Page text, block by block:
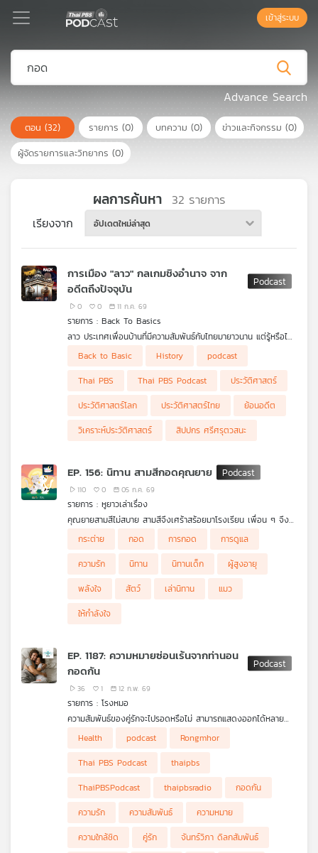
Podcast
เพล
ย์
ลิ
เพล
สต์
ข่าว
และ
เครือ
ข่าย
วิทยุ
เข้าสู่ระบบ
Advance Search
ตอน (32) รายการ (0) บทความ (0) ข่าวและกิจกรรม (0)
ผู้จัดรายการและวิทยากร (0)
ผลการค้นหา 32 รายการ
เรียงจาก อัปเดตใหม่ล่าสุด
การเมือง "ลาว" กลเกมชิงอำนาจ จาก
อดีตถึงปัจจุบัน
0 0 11 ก.ค. 69
รายการ : Back To Basics
ลาว ประเทศเพื่อนบ้านที่มีความสัมพันธ์กับไทยมายาวนาน แต่รู้หรือไม่
ปัจจุบัน ลาวต้องผ่านการเปลี่ยนแปลงครั้งใหญ่ตลอดเวลากว่า 3
ศตวรรษ
อาณาจักร การแข่งขันระหว่างสยาม เวียดนาม และฝรั่งเศส ยุคล่า
อาณานิคม การเรียกร้องเอกราชหลังสงครามโลกครั้งที่ 2 สงคราม
เย็น และการขึ้นสู่อำนาจของพรรคประชาชนปฏิวัติลาว เหตุการณ์
เหล่านี้ล้วนหล่อหลอมให้เกิดประเทศลาวในแบบที่เราเห็นทุกวันนี้
พูดคุยกับ อ.ทรงฤทธิ์ โพนเงิน นักวิชาการอิสระผู้เชี่ยวชาญกลุ่ม
ประเทศอาเซียน
Back to Basic History
podcast
Thai PBS
Thai PBS Podcast
ประวัติศาสตร์
ประวัติศาสตร์โลก
ประวัติศาสตร์ไทย
ย้อนอดีต
วิเคราะห์ประวัติศาสตร์
สิปปกร ศรีศรุตวสนะ
EP. 156: นิทาน สามสีกอดคุณยาย
110 0 05 ก.ค. 69
รายการ : หูยาวเล่าเรื่อง
คุณยายสามสีไม่สบาย สามสีจึงเศร้าสร้อยมาโรงเรียน เพื่อน ๆ จึง
ช่วยกันปลอบใจ สามสีบอกว่าสามสีกอดคุณยายทุกวันและจะกอดให้
มากขึ้น เพราะคุณยายรักและตามใจสามสีมาก สามสีคิดว่าไม่มีใครรัก
สามสีเท่าคุณยาย ครูตาโตจึงบอกว่า การกอดเป็นการแสดงความรัก
และสร้างภูมิต้านทานให้ผู้ป่วยได้
กระต่าย กอด การกอด
การดูแล
ความรัก
นิทาน นิทานเด็ก
ผู้สูงอายุ
พลังใจ
สัตว์ เล่านิทาน
แมว
ให้กำลังใจ
EP. 1187: ความหมายซ่อนเร้นจากท่านอน
กอดกัน
36 1 12 ก.พ. 69
รายการ : โรงหมอ
ความสัมพันธ์ของคู่รักจะไปรอดหรือไม่ สามารถแสดงออกได้หลาย
หมายได้ การนอนกอดกันของคนรักมีท่าทางหลากหลาย เช่น นอน
กอดกันแบบหันหน้า นอนกอดกันโดยฝ่ายหนึ่งหันไปอีกทางแล้วอีกฝ่าย
โอบกอดจากด้านหลัง หรือแม้แต่แค่การเอามือวางพาดบริเวณเอว ก็
บอกความหมายบางอย่างได้ โดยเฉพาะการนอนหันหลังให้กัน ก็ไม่ได้
หมายความว่าไม่รักหรือปันใจ แต่คงมีอะไรให้คิด ท่านอนกอดบอกความ
หมายอะไรบ้าง รายการโรงหมอ เล่าให้ฟังค่ะ
Health podcast
Rongmhor
Thai PBS Podcast
thaipbs
ThaiPBSPodcast
thaipbsradio
กอดกัน
ความรัก
ความสัมพันธ์
ความหมาย
ความใกล้ชิด
คู่รัก
จันทร์วิภา ดิลกสัมพันธ์